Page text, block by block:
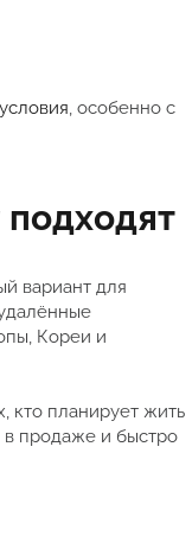
, особенно с
вариант для
Кореи и
кто планирует жить
в продаже и быстро